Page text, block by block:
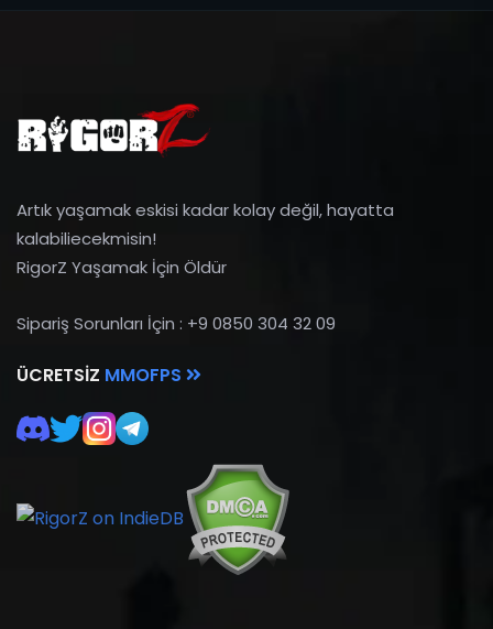
Artık yaşamak eskisi kadar kolay değil, hayatta
kalabiliecekmisin!
RigorZ Yaşamak İçin Öldür
Sipariş Sorunları İçin : +9 0850 304 32 09
ÜCRETSIZ MMOFPS